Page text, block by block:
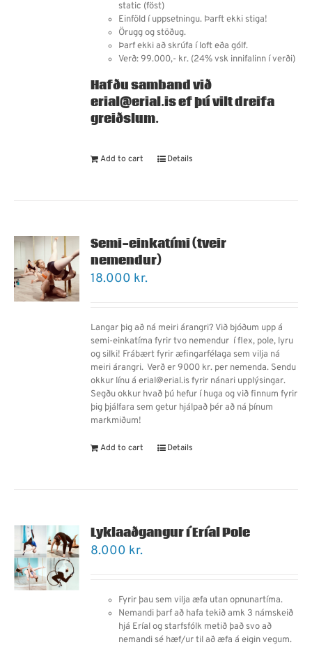
static (föst)
Einföld í uppsetningu. Þarft ekki stiga!
Örugg og stöðug.
Þarf ekki að skrúfa í loft eða gólf.
Verð: 99.000,- kr. (24% vsk innifalinn í verði)
Hafðu samband við
erial@erial.is ef þú vilt dreifa
greiðslum.
Add to cart Details
Semi-einkatími (tveir
nemendur)
18.000 kr.
Langar þig að ná meiri árangri? Við bjóðum upp á
semi-einkatíma fyrir tvo nemendur í flex, pole, lyru
og silki! Frábært fyrir æfingarfélaga sem vilja ná
meiri árangri. Verð er 9000 kr. per nemenda. Sendu
okkur línu á erial@erial.is fyrir nánari upplýsingar.
Segðu okkur hvað þú hefur í huga og við finnum fyrir
þig þjálfara sem getur hjálpað þér að ná þínum
markmiðum!
Add to cart Details
Lyklaaðgangur í Eríal Pole
8.000 kr.
Fyrir þau sem vilja æfa utan opnunartíma.
Nemandi þarfað hafa tekið amk 3 námskeið
hjá Eríal og starfsfólk metið það svo að
nemandi sé hæf/ur til að æfa á eigin vegum.